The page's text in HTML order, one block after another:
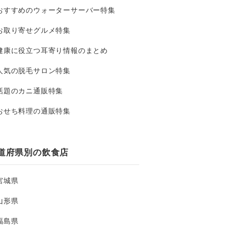
すすめのウォーターサーバー特集
取り寄せグルメ特集
康に役立つ耳寄り情報のまとめ
気の脱毛サロン特集
題のカニ通販特集
せち料理の通販特集
府県別の飲食店
城県
形県
島県